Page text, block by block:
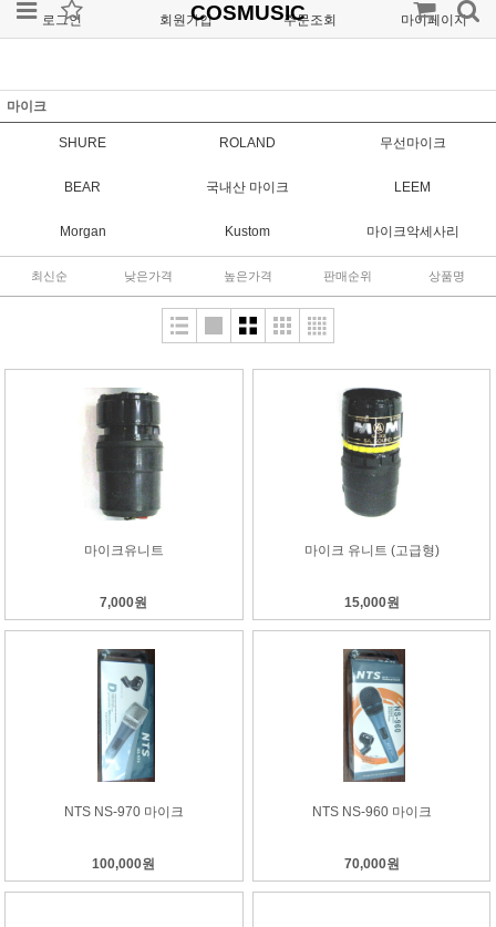
로그인 회원가입 주문조회 마이페이지
COSMUSIC
마이크
SHURE ROLAND 무선마이크
BEAR 국내산 마이크 LEEM
Morgan Kustom 마이크악세사리
최신순 낮은가격 높은가격 판매순위 상품명
마이크유니트
7,000원
마이크 유니트 (고급형)
15,000원
NTS NS-970 마이크
100,000원
NTS NS-960 마이크
70,000원